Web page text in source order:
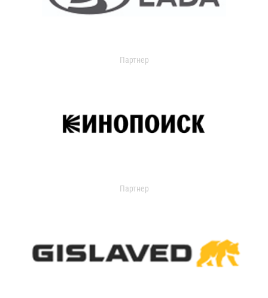
Партнер
Партнер